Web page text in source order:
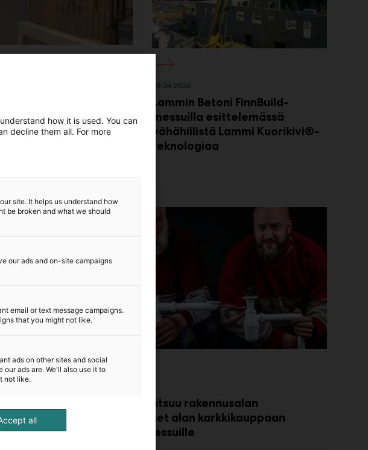
rakentamisen
09.04.2026
Lammin Betoni FinnBuild-
messuilla esittelemässä
vähähiilistä Lammi Kuorikivi®-
teknologiaa
vähähiiliset
LVI-Pörssi kutsuu rakennusalan
ammattilaiset alan karkkikauppaan
FinnBuild-messuille
how it is used. You can
decline them all. For more
site. It helps us understand how
be broken and what we should
our ads and on-site campaigns
email or text message campaigns.
that you might not like.
ads on other sites and social
our ads are. We'll also use it to
not like.
all